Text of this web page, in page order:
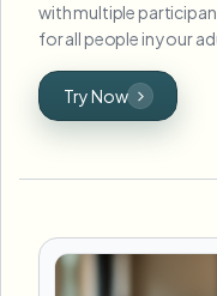
with multiple
for all people in your
Try Now